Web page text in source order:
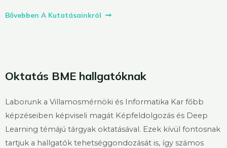
Bővebben A Kutatásainkról
Oktatás BME hallgatóknak
Laborunk a Villamosmérnöki és Informatika Kar főbb
képzéseiben képviseli magát Képfeldolgozás és Deep
Learning témájú tárgyak oktatásával. Ezek kívül fontosnak
tartjuk a hallgatók tehetséggondozását is, így számos